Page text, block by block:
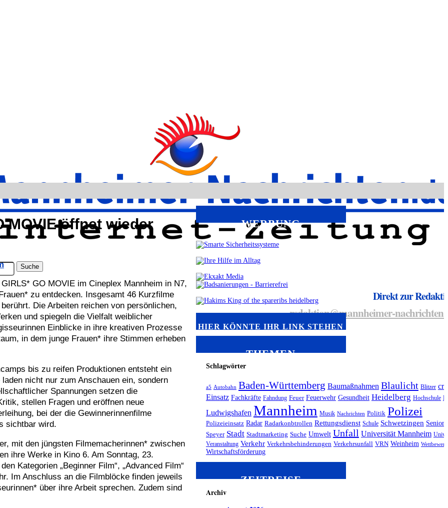
Direkt zur
redaktion@mannheimer-
MOVIE öffnet wieder
GO MOVIE im Cineplex Mannheim in N7,
zu entdecken. Insgesamt 46 Kurzfilme
Die Arbeiten reichen von persönlichen,
und spiegeln die Vielfalt weiblicher
Einblicke in ihre kreativen Prozesse
in dem junge Frauen* ihre Stimmen erheben
bis zu reifen Produktionen entsteht ein
nicht nur zum Anschauen ein, sondern
Spannungen setzen die
stellen Fragen und eröffnen neue
bei der die Gewinnerinnenfilme
sichtbar wird.
mit den jüngsten Filmemacherinnen* zwischen
ihre Werke in Kino 6. Am Sonntag, 23.
Kategorien „Beginner Film“, „Advanced Film“
Im Anschluss an die Filmblöcke finden jeweils
über ihre Arbeit sprechen. Zudem sind
WERBUNG
HIER KÖNNTE IHR LINK STEHEN
THEMEN
Schlagwörter
a5 Autobahn Baden-Württemberg Baumaßnahmen Blaulicht Blitzer
Einsatz Fachkräfte Fahndung Feuer Feuerwehr Gesundheit Heidelberg Hochschule
Ludwigshafen Mannheim Musik Nachrichten Politik Polizei
Polizeieinsatz Radar Radarkonbtrollen Rettungsdienst Schule Schwetzingen
Speyer Stadt Stadtmarketing Suche Umwelt Unfall Universität Mannheim
Veranstaltung Verkehr Verkehrsbehinderungen Verkehrsunfall VRN Weinheim Wettbewerb
Wirtschaftsförderung
ZEITREISE
Archiv